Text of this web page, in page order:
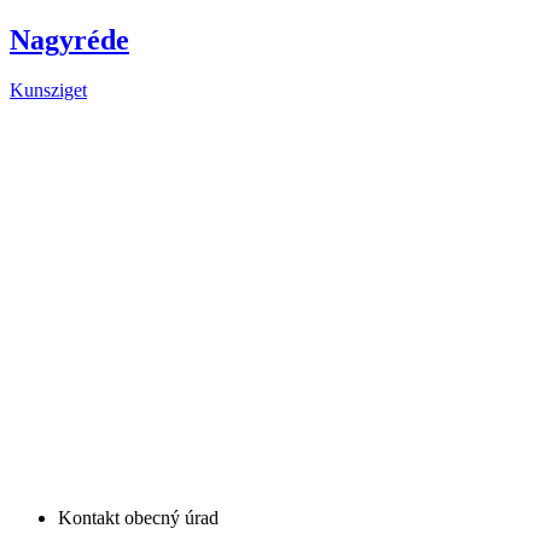
Nagyréde
Kunsziget
Kontakt obecný úrad